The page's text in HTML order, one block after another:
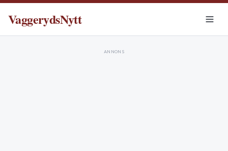
VaggerydsNytt
ANNONS